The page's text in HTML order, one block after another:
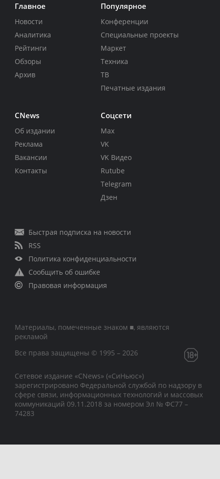
Главное
Новости
Аналитика
Рейтинги
Обзоры
Архив
Популярное
Конференции
Специальные проекты
Маркет
Техника
ТВ
Печатные издания
CNews
Об издании
Реклама
Вакансии
Контакты
Соцсети
Max
VK
VK Видео
Rutube
Telegram
Дзен
Быстрая подписка на новости
RSS
Политика конфиденциальности
Сообщить об ошибке
Правовая информация
Материалы, помеченные знаком ■, являются
рекламой
Все права защищены © 1995 – 2026
Сетевое издание «CNews» («СиНьюс»)
зарегистрировано Федеральной службой по надзору в
сфере связи, информационных технологий и массовых
коммуникаций 09.11.2018 за номером Эл № ФС77 –
74283